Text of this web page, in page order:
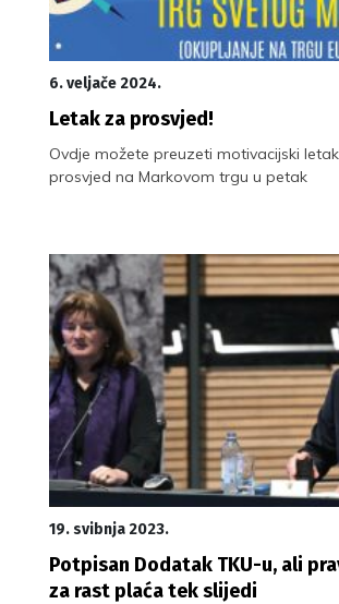
6. veljače 2024.
Letak za prosvjed!
Ovdje možete preuzeti motivacijski
prosvjed na Markovom trgu u petak
19. svibnja 2023.
Potpisan Dodatak TKU-u, ali
za rast plaća tek slijedi